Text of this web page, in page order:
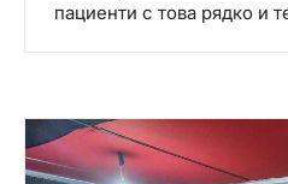
пациенти с това рядко и